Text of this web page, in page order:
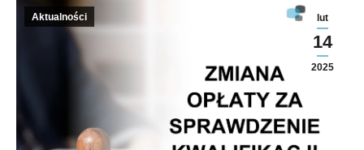
lut
14
2025
Aktualności